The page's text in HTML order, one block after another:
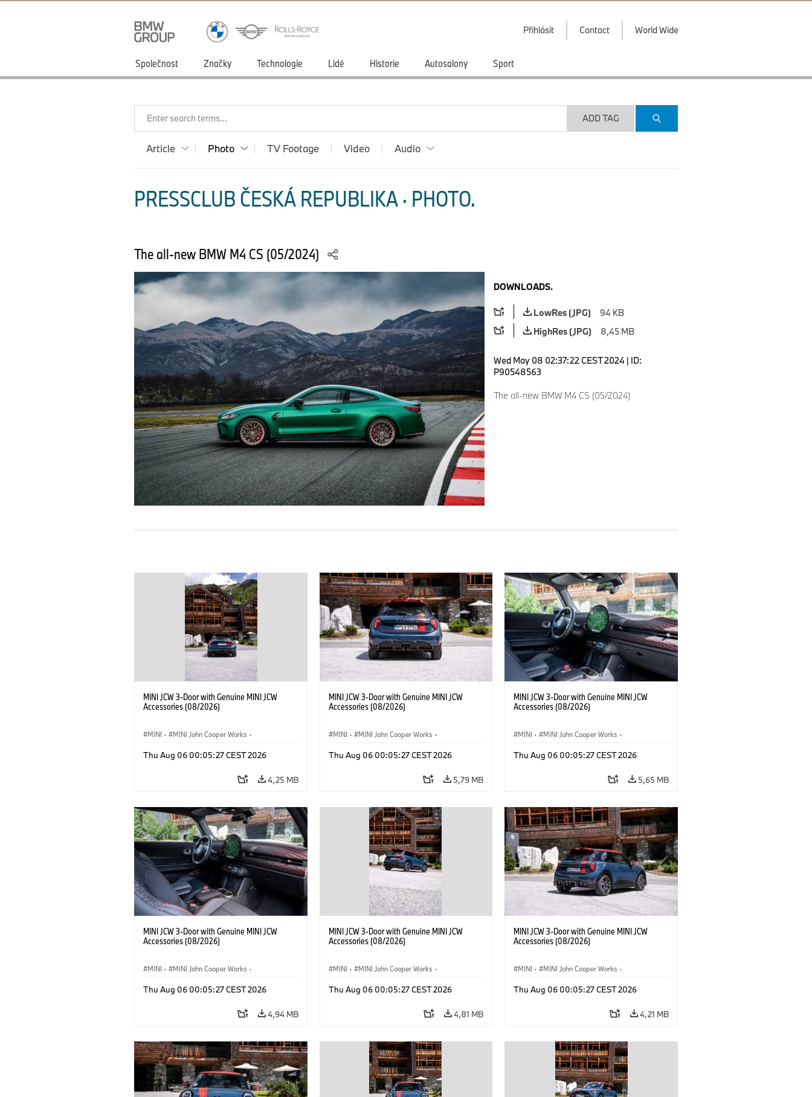
Přihlásit Contact World Wide
Společnost Značky Technologie Lidé Historie Autosalony Sport
Enter search terms... ADD TAG
Article Photo TV Footage Video Audio
PRESSCLUB ČESKÁ REPUBLIKA · PHOTO.
The all-new BMW M4 CS (05/2024)
DOWNLOADS.
LowRes (JPG)
94 KB
HighRes (JPG)
8,45 MB
Wed May 08 02:37:22 CEST 2024 | ID:
P90548563
The all-new BMW M4 CS (05/2024)
MINI JCW 3-Door with Genuine MINI JCW
Accessories (08/2026)
MINI · MINI John Cooper Works ·
Doplňky na přání, příslušenství
Thu Aug 06 00:05:27 CEST 2026
4,25 MB
MINI JCW 3-Door with Genuine MINI JCW
Accessories (08/2026)
MINI · MINI John Cooper Works ·
Doplňky na přání, příslušenství
Thu Aug 06 00:05:27 CEST 2026
5,79 MB
MINI JCW 3-Door with Genuine MINI JCW
Accessories (08/2026)
MINI · MINI John Cooper Works ·
Doplňky na přání, příslušenství
Thu Aug 06 00:05:27 CEST 2026
5,65 MB
MINI JCW 3-Door with Genuine MINI JCW
Accessories (08/2026)
MINI · MINI John Cooper Works ·
Doplňky na přání, příslušenství
Thu Aug 06 00:05:27 CEST 2026
4,94 MB
MINI JCW 3-Door with Genuine MINI JCW
Accessories (08/2026)
MINI · MINI John Cooper Works ·
Doplňky na přání, příslušenství
Thu Aug 06 00:05:27 CEST 2026
4,81 MB
MINI JCW 3-Door with Genuine MINI JCW
Accessories (08/2026)
MINI · MINI John Cooper Works ·
Doplňky na přání, příslušenství
Thu Aug 06 00:05:27 CEST 2026
4,21 MB